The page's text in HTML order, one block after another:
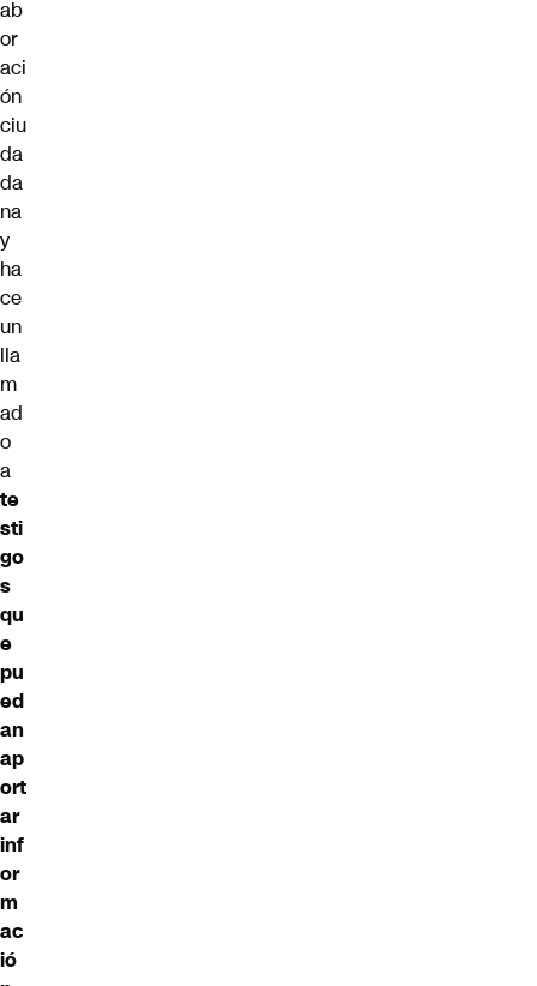
ab
or
aci
ón
ciu
da
da
na
y
ha
ce
un
lla
m
ad
o
a
te
sti
go
s
qu
e
pu
ed
an
ap
ort
ar
inf
or
m
ac
ió